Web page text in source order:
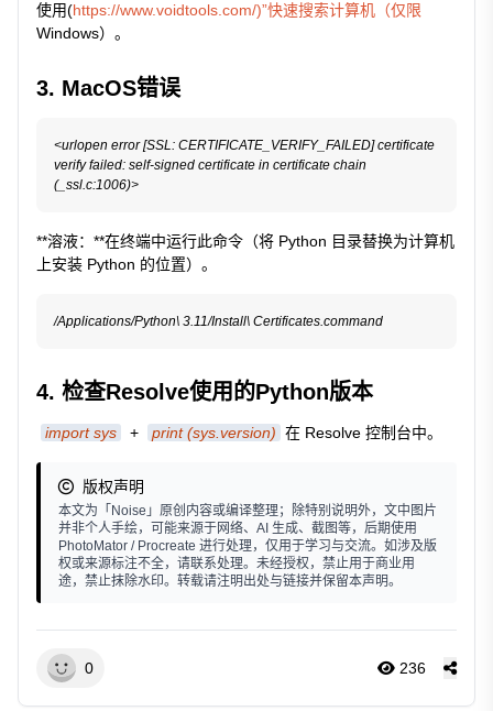
使用(https://www.voidtools.com/)”快速搜索计算机（仅限
Windows）。
3. MacOS错误
<urlopen error [SSL: CERTIFICATE_VERIFY_FAILED] certificate
verify failed: self-signed certificate in certificate chain
**溶液：**在终端中运行此命令（将 Python 目录替换为计算机
上安装 Python 的位置）。
4. 检查Resolve使用的Python版本
import sys + print (sys.version) 在 Resolve 控制台中。
版权声明
本文为「Noise」原创内容或编译整理；除特别说明外，文中图片
并非个人手绘，可能来源于网络、AI 生成、截图等，后期使用
PhotoMator / Procreate 进行处理，仅用于学习与交流。如涉及版
权或来源标注不全，请联系处理。未经授权，禁止用于商业用
途，禁止抹除水印。转载请注明出处与链接并保留本声明。
0 236